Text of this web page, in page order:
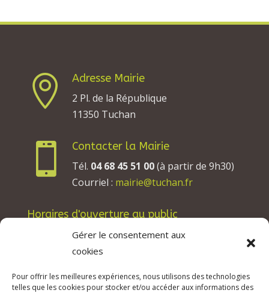
Gérer le consentement aux
cookies
Pour offrir les meilleures expériences, nous utilisons des technologies
telles que les cookies pour stocker et/ou accéder aux informations des

Adresse Mairie
2 Pl. de la République
11350 Tuchan

Contacter la Mairie
Tél. 04 68 45 51 00(à partir de 9h30)
Courriel : mairie@tuchan.fr
Horaires d'ouverture au public
Les lundis, mardis et jeudis : de 8h à 12h et de
13h30 à 17h30.
Les vendredis : de 8h à 12h.